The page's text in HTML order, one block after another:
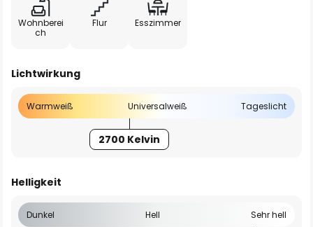
Wohnberei
ch
Flur Esszimmer
Lichtwirkung
Warmweiß Universalweiß Tageslicht
2700 Kelvin
Helligkeit
Dunkel Hell Sehr hell